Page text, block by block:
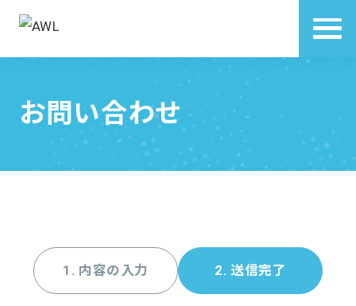
お問い合わせ
1. 内容の入力 2. 送信完了